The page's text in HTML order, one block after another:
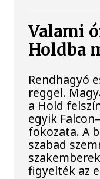
Valami
Holdba
Rendhagyó
reggel.
a Hold
egyik
fokozata. A
szabad
figyelték az